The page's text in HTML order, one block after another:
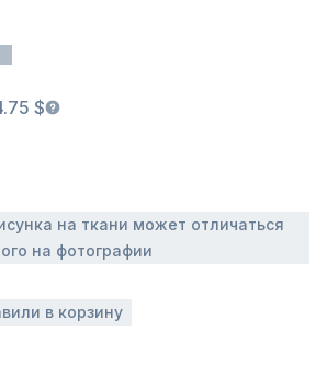
$
на ткани может отличаться
на фотографии
в корзину